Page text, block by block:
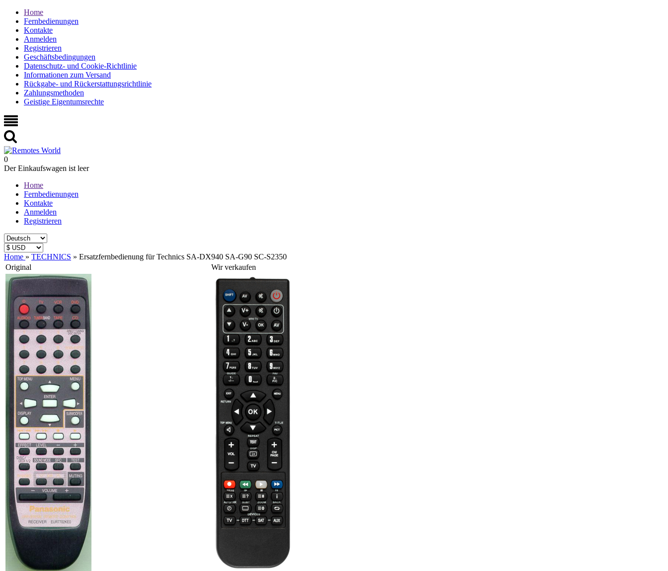
Home
Fernbedienungen
Kontakte
Anmelden
Registrieren
Geschäftsbedingungen
Datenschutz- und Cookie-Richtlinie
Informationen zum Versand
Rückgabe- und Rückerstattungsrichtlinie
Zahlungsmethoden
Geistige Eigentumsrechte
0
Der Einkaufswagen ist leer
Home
Fernbedienungen
Kontakte
Anmelden
Registrieren
Home » TECHNICS » Ersatzfernbedienung für Technics SA-DX940 SA-G90 SC-S2350
Original
Wir verkaufen